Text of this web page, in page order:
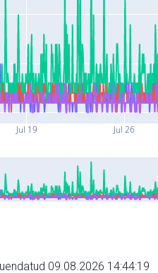
Jul 19 Jul 26
09.08.2026 14:44:19